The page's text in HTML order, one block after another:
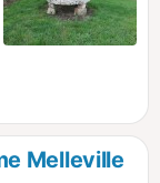
Melleville